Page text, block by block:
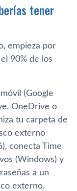
tener
empieza por
90% de los
(Google
OneDrive o
tu carpeta de
externo
conecta Time
(Windows) y
a un
externo.